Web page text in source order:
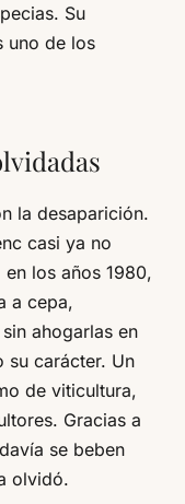
Su
uno de los
la desaparición.
casi ya no
en los años 1980,
a cepa,
ahogarlas en
su carácter. Un
de viticultura,
Gracias a
se beben
olvidó.